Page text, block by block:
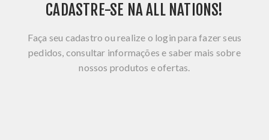
CADASTRE-SE NA ALL NATIONS!
Faça seu cadastro ou realize o login para fazer seus
pedidos, consultar informações e saber mais sobre
nossos produtos e ofertas.